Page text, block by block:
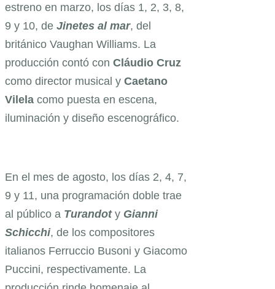
estreno en marzo, los días 1, 2, 3, 8,
9 y 10, de Jinetes al mar, del
británico Vaughan Williams. La
producción contó con Cláudio Cruz
como director musical y Caetano
Vilela como puesta en escena,
iluminación y diseño escenográfico.
En el mes de agosto, los días 2, 4, 7,
9 y 11, una programación doble trae
al público a Turandot y Gianni
Schicchi, de los compositores
italianos Ferruccio Busoni y Giacomo
Puccini, respectivamente. La